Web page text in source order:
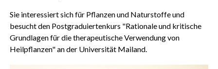
Sie interessiert sich für Pflanzen und Naturstoffe und
besucht den Postgraduiertenkurs "Rationale und kritische
Grundlagen für die therapeutische Verwendung von
Heilpflanzen" an der Universität Mailand.